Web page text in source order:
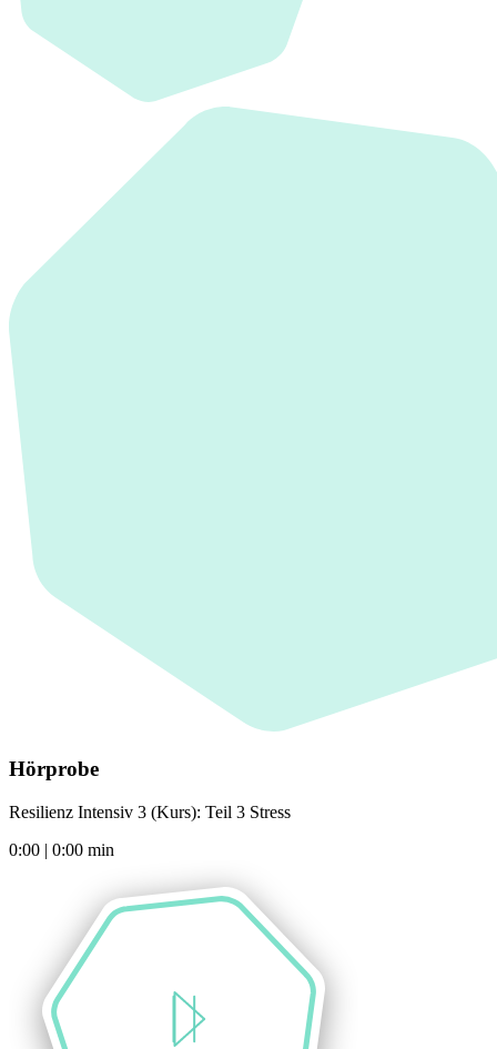
Hörprobe
Resilienz Intensiv 3 (Kurs): Teil 3 Stress
0:00 | 0:00 min